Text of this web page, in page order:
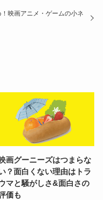
映画アニメ・ゲームの小ネ
画グーニーズはつまらな
？面白くない理由はトラ
マと騒がしさ&面白さの
価も